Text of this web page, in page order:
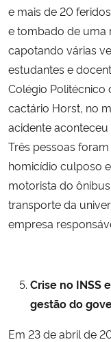
e mais de 20
e tombado de uma
capotando várias
estudantes e
Colégio Politécnico
cactário Horst, no
acidente
Três pessoas
homicídio culposo
motorista do
transporte da
empresa
Crise no INSS
gestão do
Em 23 de abril de